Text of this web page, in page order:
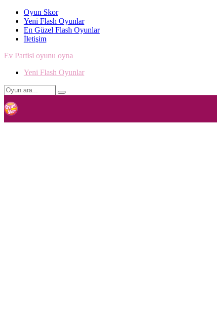
Oyun Skor
Yeni Flash Oyunlar
En Güzel Flash Oyunlar
İletişim
Ev Partisi oyunu oyna
Yeni Flash Oyunlar